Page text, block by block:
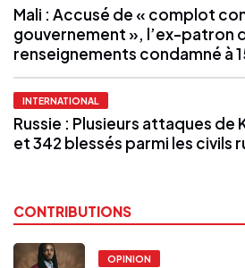
Mali : Accusé de « complot
gouvernement », l’ex-patron
renseignements condamné à
INTERNATIONAL
Russie : Plusieurs attaques
et 342 blessés parmi les civils
CONTRIBUTIONS
OPINION